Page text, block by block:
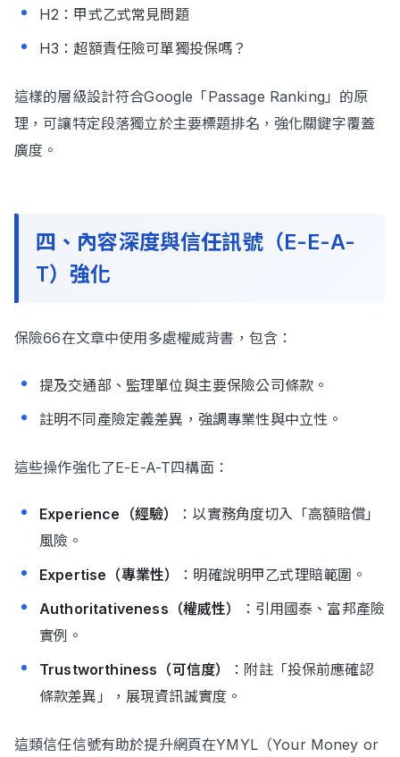
H2：甲式乙式常見問題
H3：超額責任險可單獨投保嗎？
這樣的層級設計符合Google「Passage Ranking」的原
理，可讓特定段落獨立於主要標題排名，強化關鍵字覆蓋
廣度。
四、內容深度與信任訊號（E-E-A-
T）強化
保險66在文章中使用多處權威背書，包含：
提及交通部、監理單位與主要保險公司條款。
註明不同產險定義差異，強調專業性與中立性。
這些操作強化了E-E-A-T四構面：
Experience（經驗）
：以實務角度切入「高額賠償」
風險。
Expertise（專業性）
：明確說明甲乙式理賠範圍。
Authoritativeness（權威性）
：引用國泰、富邦產險
實例。
Trustworthiness（可信度）
：附註「投保前應確認
條款差異」，展現資訊誠實度。
這類信任信號有助於提升網頁在YMYL（Your Money or